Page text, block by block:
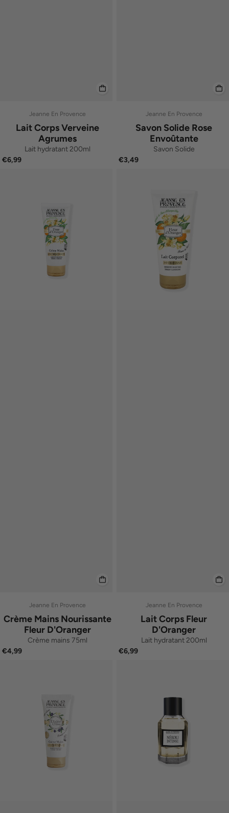
Jeanne En Provence
Lait Corps Verveine
Agrumes
Lait hydratant 200ml
€6,99
Jeanne En Provence
Savon Solide Rose
Envoûtante
Savon Solide
€3,49
Jeanne En Provence
Crème Mains Nourissante
Fleur D'Oranger
Crème mains 75ml
€4,99
Jeanne En Provence
Lait Corps Fleur
D'Oranger
Lait hydratant 200ml
€6,99